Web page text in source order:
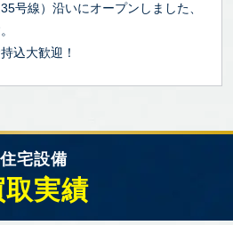
号線）沿いにオープンしました、
込大歓迎！
住宅設備
取実績